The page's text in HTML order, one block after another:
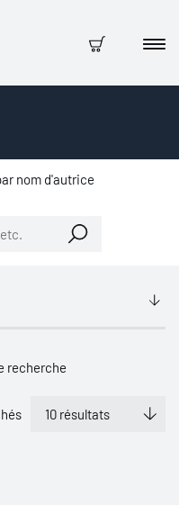
Panier
nom d'autrice
recherche